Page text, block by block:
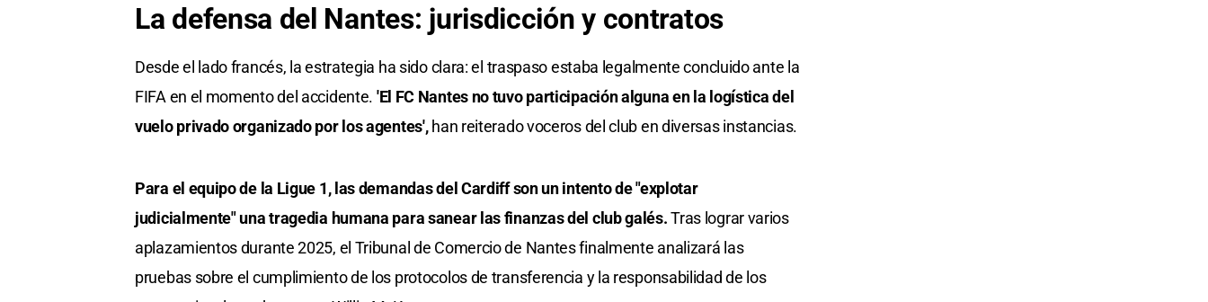
La defensa del Nantes: jurisdicción y contratos
Desde el lado francés, la estrategia ha sido clara: el traspaso estaba legalmente concluido ante la
FIFA en el momento del accidente. 'El FC Nantes no tuvo participación alguna en la logística del
vuelo privado organizado por los agentes',han reiterado voceros del club en diversas instancias.
Para el equipo de la Ligue 1, las demandas del Cardiff son un intento de "explotar
judicialmente" una tragedia humana para sanear las finanzas del club galés.Tras lograr varios
aplazamientos durante 2025, el Tribunal de Comercio de Nantes finalmente analizará las
pruebas sobre el cumplimiento de los protocolos de transferencia y la responsabilidad de los